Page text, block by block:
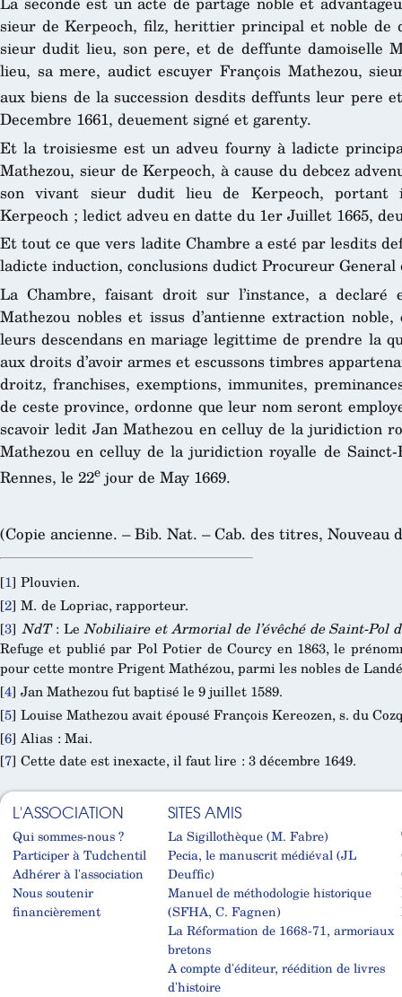
sieur de Kerpeoch, filz, herittier principal et noble de
sieur dudit lieu, son pere, et de deffunte damoiselle
lieu, sa mere, audict escuyer François Mathezou,
aux biens de la succession desdits deffunts leur pere
Decembre 1661, deuement signé et garenty.
Et la troisiesme est un adveu fourny à ladicte
Mathezou, sieur de Kerpeoch, à cause du debcez
son vivant sieur dudit lieu de Kerpeoch, portant
Kerpeoch ; ledict adveu en datte du 1er Juillet 1665,
Et tout ce que vers ladite Chambre a esté par lesdits
ladicte induction, conclusions dudict Procureur General
La Chambre, faisant droit sur l’instance, a
Mathezou nobles et issus d’antienne extraction
leurs descendans en mariage legittime de prendre la
aux droits d’avoir armes et escussons timbres
droitz, franchises, exemptions, immunites,
de ceste province, ordonne que leur nom seront
scavoir ledit Jan Mathezou en celluy de la juridiction
Mathezou en celluy de la juridiction royalle de Sainct-
Rennes, le 22e jour de May 1669.
(Copie ancienne. – Bib. Nat. – Cab. des titres, Nouveau
[1] Plouvien.
[2] M. de Lopriac, rapporteur.
[3] NdT: LeNobiliaire et Armorial de l’évêché de Saint-Pol
Refuge et publié par Pol Potier de Courcy en 1863, le
pour cette montre Prigent Mathézou, parmi les nobles de
[4] Jan Mathezou fut baptisé le 9 juillet 1589.
[5] Louise Mathezou avait épousé François Kereozen, s. du
[6] Alias : Mai.
[7] Cette date est inexacte, il faut lire : 3 décembre 1649.
L'ASSOCIATION
Qui sommes-nous ?
Participer à Tudchentil
Adhérer à l'association
Nous soutenir
financièrement
SITES AMIS
La Sigillothèque (M. Fabre)
Pecia, le manuscrit médiéval (JL
Deuffic)
Manuel de méthodologie historique
(SFHA, C. Fagnen)
La Réformation de 1668-71, armoriaux
bretons
A compte d'éditeur, réédition de livres
d'histoire